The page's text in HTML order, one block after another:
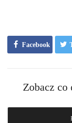
Facebook
Zobacz